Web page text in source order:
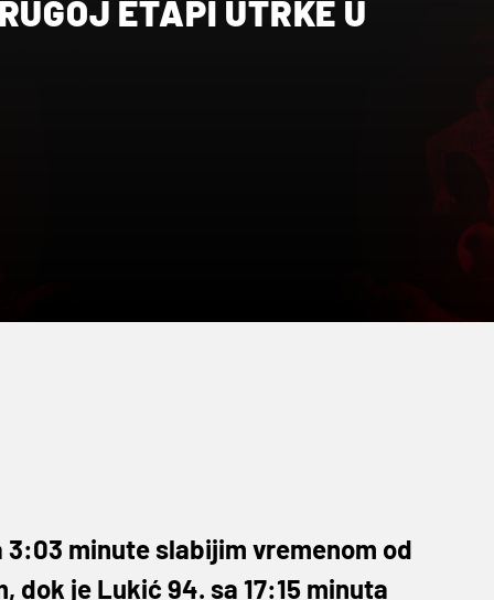
ETAPI UTRKE U
minute slabijim vremenom od
dok je Lukić 94. sa 17:15 minuta